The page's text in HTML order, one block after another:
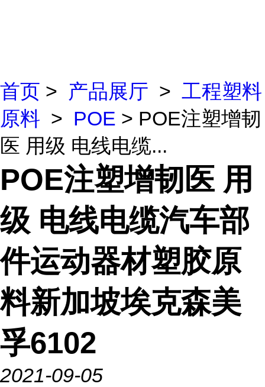
首页 > 产品展厅 > 工程塑料
原料 > POE > POE注塑增韧
医 用级 电线电缆...
POE注塑增韧医 用
级 电线电缆汽车部
件运动器材塑胶原
料新加坡埃克森美
孚6102
2021-09-05